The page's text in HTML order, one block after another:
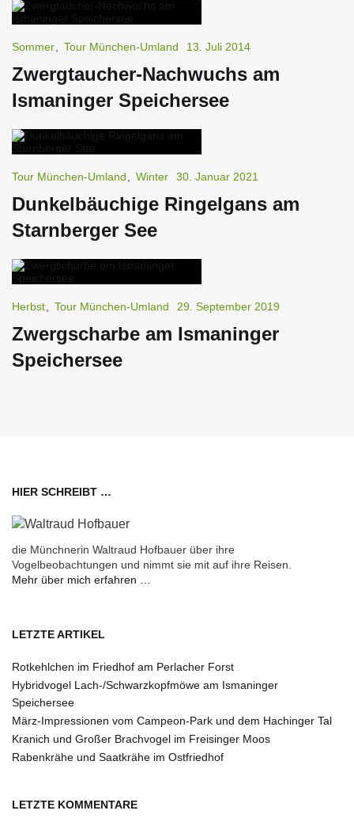
Sommer Tour München-Umland 13. Juli 2014
Zwergtaucher-Nachwuchs am
Ismaninger Speichersee
Tour München-Umland Winter 30. Januar 2021
Dunkelbäuchige Ringelgans am
Starnberger See
Herbst Tour München-Umland 29. September 2019
Zwergscharbe am Ismaninger
Speichersee
HIER SCHREIBT …
die Münchnerin Waltraud Hofbauer über ihre
Vogelbeobachtungen und nimmt sie mit auf ihre Reisen.
Mehr über mich erfahren …
LETZTE ARTIKEL
Rotkehlchen im Friedhof am Perlacher Forst
Hybridvogel Lach-/Schwarzkopfmöwe am Ismaninger
Speichersee
März-Impressionen vom Campeon-Park und dem Hachinger Tal
Kranich und Großer Brachvogel im Freisinger Moos
Rabenkrähe und Saatkrähe im Ostfriedhof
LETZTE KOMMENTARE